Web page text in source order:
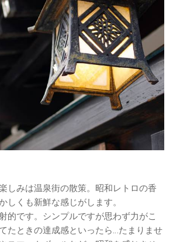
しみは温泉街の散策。昭和レトロの香
しくも新鮮な感じがします。
的です。シンプルですが思わず力がこ
たときの達成感といったら…たまりませ